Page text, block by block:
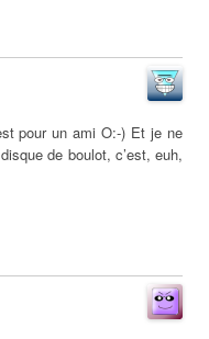
pour un ami O:-) Et je ne
de boulot, c’est, euh,